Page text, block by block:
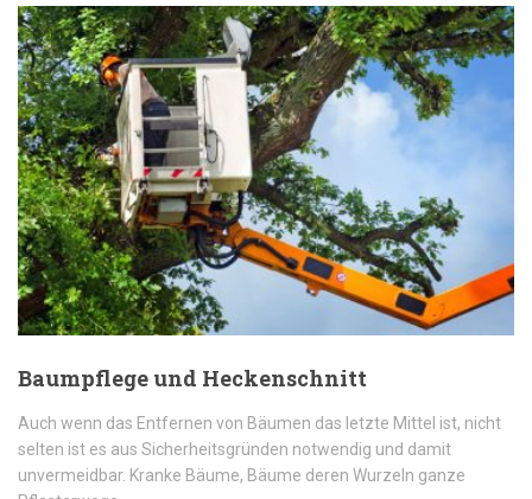
Baumpflege und Heckenschnitt
Auch wenn das Entfernen von Bäumen das letzte Mittel ist, nicht
selten ist es aus Sicherheitsgründen notwendig und damit
unvermeidbar. Kranke Bäume, Bäume deren Wurzeln ganze